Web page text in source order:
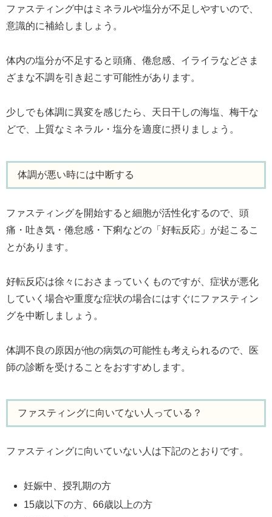
ファスティング中はミネラルや塩分が不足しやすいので、
意識的に補給しましょう。
体内の塩分が不足すると頭痛、倦怠感、イライラなどさま
ざまな不調を引き起こす可能性があります。
少しでも体調に異変を感じたら、天日干しの海塩、梅干な
どで、上質なミネラル・塩分を適度に摂りましょう。
体調が悪い時には中断する
ファスティングを開始すると細胞が活性化するので、頭
痛・吐き気・倦怠感・下痢などの「好転反応」が起こるこ
とがあります。
好転反応は徐々におさまっていくものですが、症状が悪化
していく場合や重度な症状の場合にはすぐにファスティン
グを中断しましょう。
体調不良の原因が他の病気の可能性も考えられるので、医
師の診断を受けることをおすすめします。
ファスティングに向いてない人っている？
ファスティングに向いていない人は下記のとおりです。
妊娠中、授乳期の方
15歳以下の方、66歳以上の方